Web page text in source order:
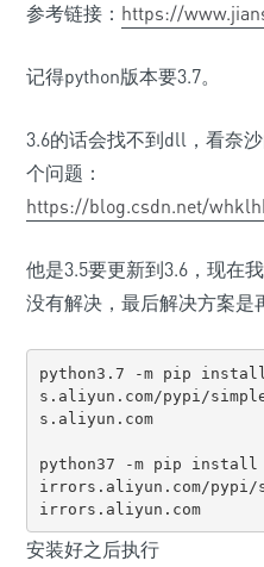
参考链接： https://
记得python版本要3.7。
3.6的话会找不到dll，看奈
个问题：
https://blog.csdn.net/
他是3.5要更新到3.6，现在
没有解决，最后解决方案是
python3.7 -m pip
s.aliyun.com/pypi/
s.aliyun.com
python37 -m pip
irrors.aliyun.com/pypi/
irrors.aliyun.com
安装好之后执行